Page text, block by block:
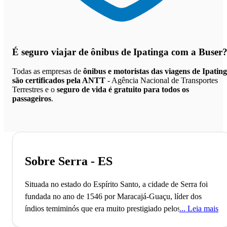
É seguro viajar de ônibus de Ipatinga com a Buser?
Todas as empresas de ônibus e motoristas das viagens de
são certificados pela ANTT - Agência Nacional de Transportes
Terrestres e o seguro de vida é gratuito para todos os
passageiros.
Sobre Serra - ES
Situada no estado do Espírito Santo, a cidade de Serra foi
fundada no ano de 1546 por Maracajá-Guaçu, líder dos
índios temiminós que era muito prestigiado pelos seus eLeia mais